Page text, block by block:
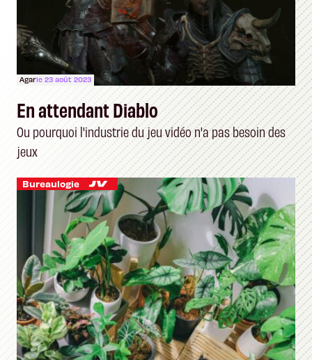
Agarle 23 août 2023
En attendant Diablo
Ou pourquoi l'industrie du jeu vidéo n'a pas besoin des
jeux
Bureaulogie